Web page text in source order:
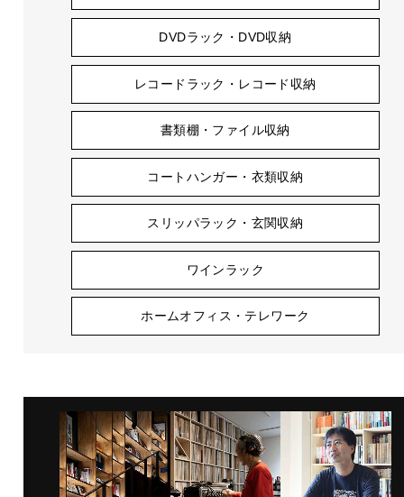
DVDラック・DVD収納
レコードラック・レコード収納
書類棚・ファイル収納
コートハンガー・衣類収納
スリッパラック・玄関収納
ワインラック
ホームオフィス・テレワーク